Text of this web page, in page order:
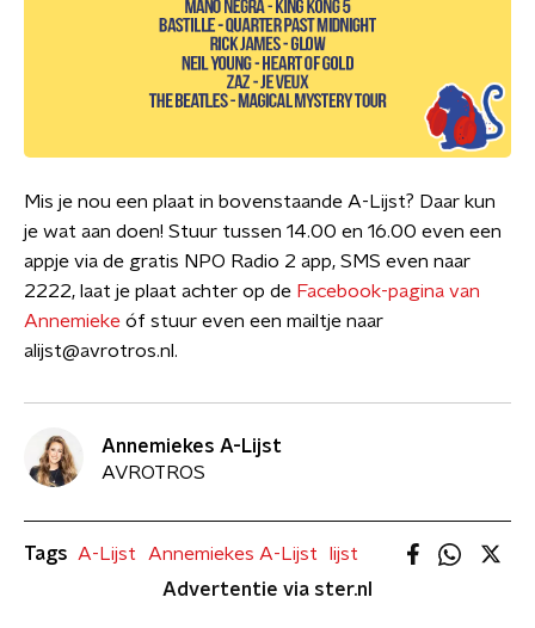
Mis je nou een plaat in bovenstaande A-Lijst? Daar kun
je wat aan doen! Stuur tussen 14.00 en 16.00 even een
appje via de gratis NPO Radio 2 app, SMS even naar
2222, laat je plaat achter op de Facebook-pagina van
Annemieke óf stuur even een mailtje naar
alijst@avrotros.nl.
Annemiekes A-Lijst
AVROTROS
Tags A-Lijst Annemiekes A-Lijst
lijst
Advertentie via ster.nl